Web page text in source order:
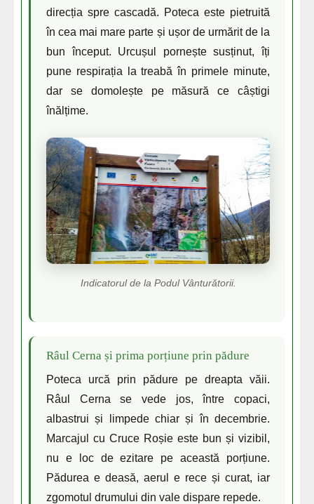
direcția spre cascadă. Poteca este pietruită
în cea mai mare parte și ușor de urmărit de la
bun început. Urcușul pornește susținut, îți
pune respirația la treabă în primele minute,
dar se domolește pe măsură ce câștigi
înălțime.
Indicatorul de la Podul Vânturătorii.
Râul Cerna și prima porțiune prin pădure
Poteca urcă prin pădure pe dreapta văii.
Râul Cerna se vede jos, între copaci,
albastrui și limpede chiar și în decembrie.
Marcajul cu Cruce Roșie este bun și vizibil,
nu e loc de ezitare pe această porțiune.
Pădurea e deasă, aerul e rece și curat, iar
zgomotul drumului din vale dispare repede.